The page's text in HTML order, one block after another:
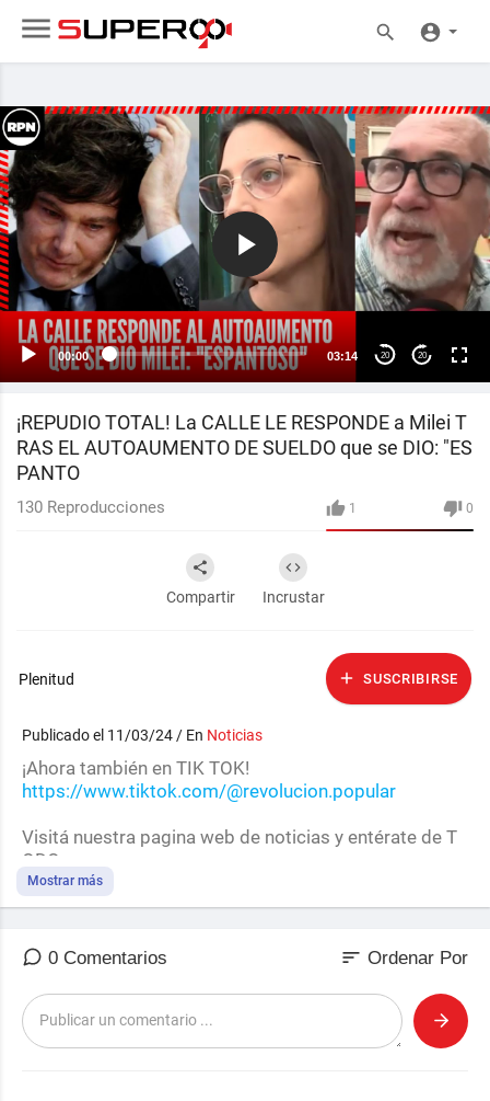
00:00 03:14 20 20
¡REPUDIO TOTAL! La CALLE LE RESPONDE a Milei T
RAS EL AUTOAUMENTO DE SUELDO que se DIO: "ES
PANTO
1 0
130 Reproducciones
Compartir Incrustar
Plenitud SUSCRIBIRSE
Publicado el 11/03/24 / En Noticias
¡Ahora también en TIK TOK!
https://www.tiktok.com/@revolucion.popular
Visitá nuestra pagina web de noticias y entérate de T
ODO
https://www.revolucionpopular.com
Mostrar más
0 Comentarios sort Ordenar Por